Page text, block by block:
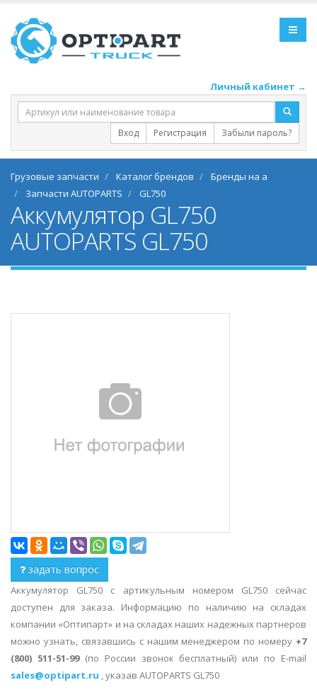
Личный кабинет →
Вход Регистрация Забыли пароль?
Грузовые запчасти Каталог брендов
Бренды на a
Запчасти AUTOPARTS
GL750
Аккумулятор GL750
AUTOPARTS GL750
задать вопрос
Аккумулятор GL750 с артикульным номером GL750 сейчас
доступен для заказа. Информацию по наличию на складах
компании «Оптипарт» и на складах наших надежных партнеров
можно узнать, связавшись с нашим менеджером по номеру +7
(800) 511-51-99(по России звонок бесплатный) или по E-mail
sales@optipart.ru , указав AUTOPARTS GL750